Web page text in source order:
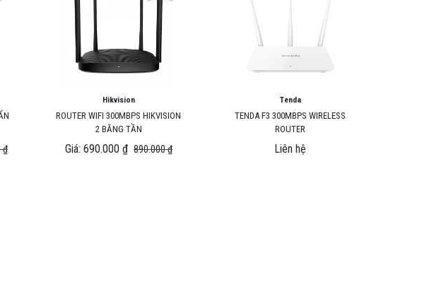
₫
Hikvision
ROUTER WIFI 300MBPS HIKVISION
2 BĂNG TẦN
Giá: 690.000 ₫ 890.000 ₫
Tenda
TENDA F3 300MBPS WIRELESS
ROUTER
Liên hệ